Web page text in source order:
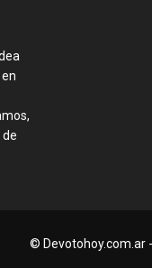
© Devotohoy.com.ar